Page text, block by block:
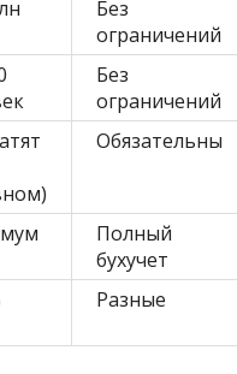
Без
ограничений
Без
ограничений
Обязательны
Полный
бухучет
Разные